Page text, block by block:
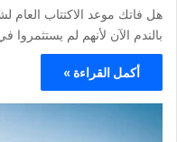
هل فاتك موعد الاكتتاب العام
بالندم الآن لأنهم لم يستثمروا
أكمل القراءة »